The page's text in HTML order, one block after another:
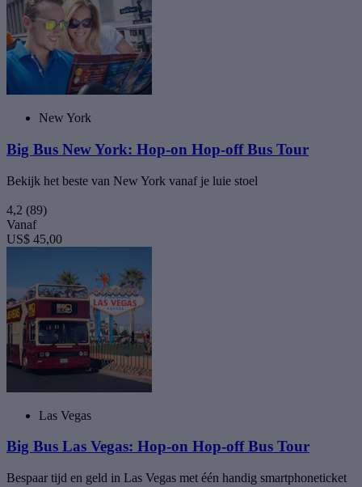
New York
Big Bus New York: Hop-on Hop-off Bus Tour
Bekijk het beste van New York vanaf je luie stoel
4,2 (89)
Vanaf
US$ 45,00
Las Vegas
Big Bus Las Vegas: Hop-on Hop-off Bus Tour
Bespaar tijd en geld in Las Vegas met één handig smartphoneticket